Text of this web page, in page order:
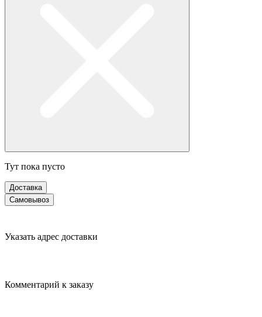
Тут пока пусто
Доставка
Самовывоз
Указать адрес доставки
Комментарий к заказу